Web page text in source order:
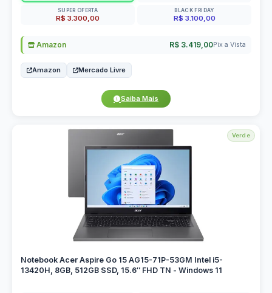
SUPER OFERTA
R$ 3.300,00
BLACK FRIDAY
R$ 3.100,00
Amazon R$ 3.419,00Pix a Vista
Amazon Mercado Livre
Saiba Mais
Verde
Notebook Acer Aspire Go 15 AG15-71P-53GM Intel i5-
13420H, 8GB, 512GB SSD, 15.6″ FHD TN - Windows 11